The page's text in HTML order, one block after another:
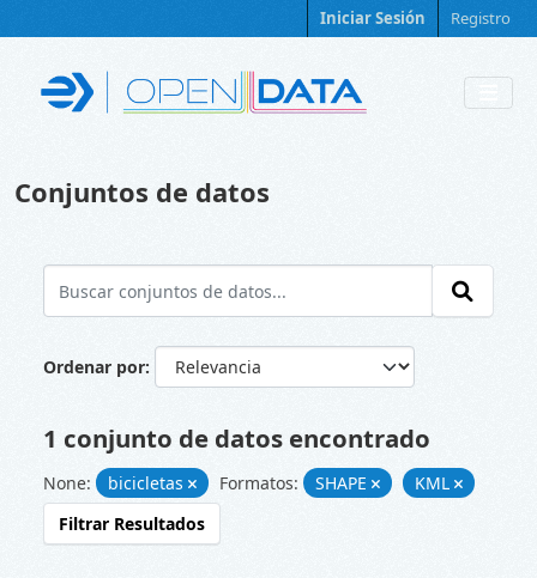
Iniciar Sesión Registro
Conjuntos de datos
Ordenar por
1 conjunto de datos encontrado
None: bicicletas Formatos: SHAPE
KML
Filtrar Resultados